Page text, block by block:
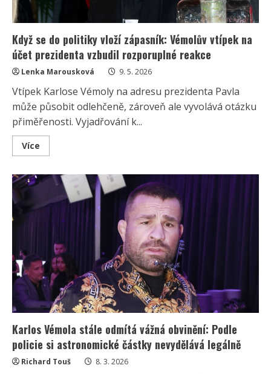
Když se do politiky vloží zápasník: Vémolův vtípek na
účet prezidenta vzbudil rozporuplné reakce
Lenka Marousková 9. 5. 2026
Vtípek Karlose Vémoly na adresu prezidenta Pavla
může působit odlehčeně, zároveň ale vyvolává otázku
přiměřenosti. Vyjadřování k...
Více
more
se
politiky
vloží
Vémolův
účet
prezidenta
vzbudil
rozporuplné
reakce
Karlos Vémola stále odmítá vážná obvinění: Podle
policie si astronomické částky nevydělává legálně
Richard Touš 8. 3. 2026